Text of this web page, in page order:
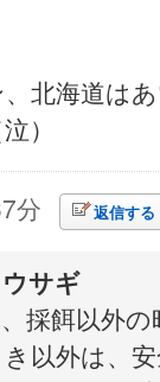
北海道は
）
分 返信する
サギ
採餌以外
以外は、